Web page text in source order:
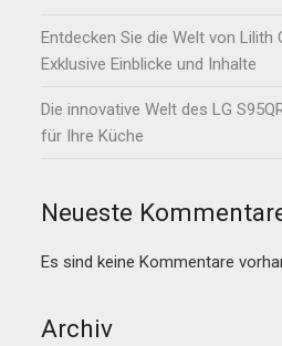
Entdecken Sie die Welt von Lilith
Exklusive Einblicke und Inhalte
Die innovative Welt des LG
für Ihre Küche
Neueste
Es sind keine Kommentare
Archiv